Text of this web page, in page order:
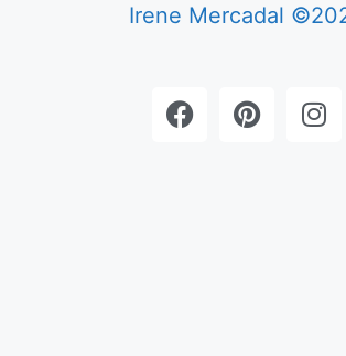
Irene Mercadal